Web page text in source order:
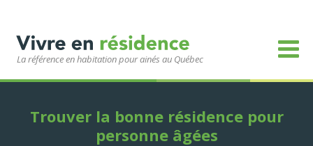
La référence en habitation pour ainés au Québec
Trouver la bonne résidence pour
personne âgées